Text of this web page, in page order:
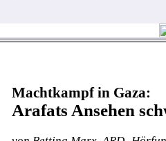
Machtkampf in Gaza:
Arafats Ansehen